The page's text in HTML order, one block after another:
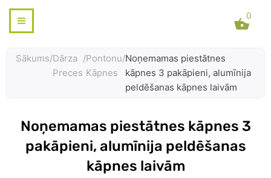
Skip
content
0
Sākums/Dārza
Preces
/Pontonu
Kāpnes
/Noņemamas piestātnes
kāpnes 3 pakāpieni, alumīnija
peldēšanas kāpnes laivām
Noņemamas piestātnes kāpnes 3
pakāpieni, alumīnija peldēšanas
kāpnes laivām